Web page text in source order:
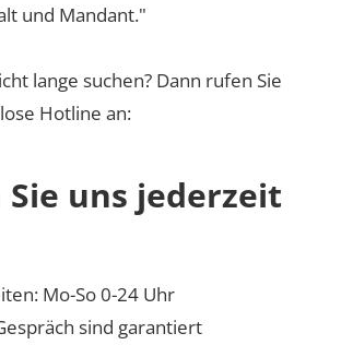
und Mandant."
lange suchen? Dann rufen Sie
Hotline an:
Sie uns jederzeit
Mo-So 0-24 Uhr
sind garantiert